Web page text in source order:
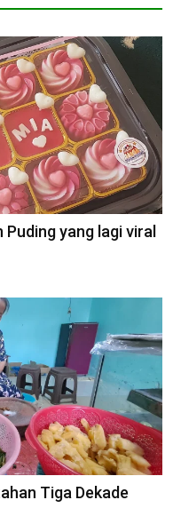
yang lagi viral
Tiga Dekade